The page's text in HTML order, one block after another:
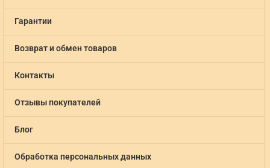
Гарантии
Возврат и обмен товаров
Контакты
Отзывы покупателей
Блог
Обработка персональных данных